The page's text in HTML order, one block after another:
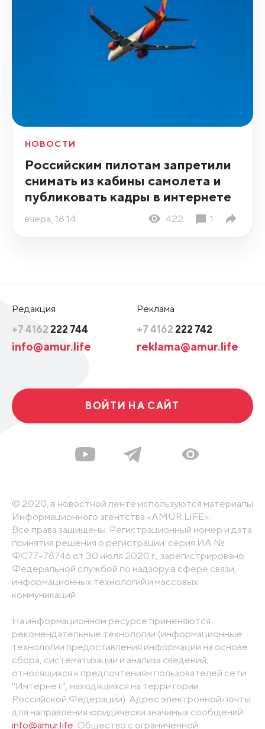
НОВОСТИ
Российским пилотам запретили
снимать из кабины самолета и
публиковать кадры в интернете
вчера, 18:14 422 1
Редакция
+7 4162 222 744
info@amur.life
Реклама
+7 4162 222 742
reklama@amur.life
ВОЙТИ НА САЙТ
© 2020, в новостной ленте используются материалы
Информационного агентства «AMUR.LIFE».
Все права защищены. Регистрационный номер и дата
принятия решения о регистрации: серия ИА №
ФС77-78746 от 30 июля 2020 г., зарегистрировано
Федеральной службой по надзору в сфере связи,
информационных технологий и массовых
коммуникаций
На информационном ресурсе применяются
рекомендательные технологии (информационные
технологии предоставления информации на основе
сбора, систематизации и анализа сведений,
относящихся к предпочтениям пользователей сети
"Интернет", находящихся на территории
Российской Федерации). Адрес электронной почты
для направления юридически значимых сообщений:
info@amur.life. Общество с ограниченной